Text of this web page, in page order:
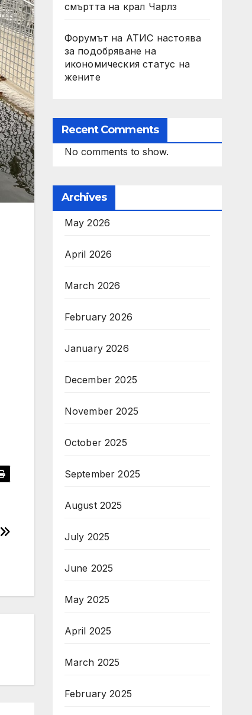
смъртта на крал Чарлз
Форумът на АТИС настоява
за подобряване на
икономическия статус на
жените
Recent Comments
No comments to show.
Archives
May 2026
April 2026
March 2026
February 2026
January 2026
December 2025
November 2025
October 2025
September 2025
August 2025
July 2025
June 2025
May 2025
April 2025
March 2025
February 2025